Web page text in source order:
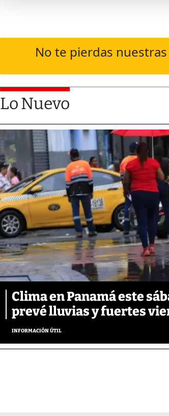
No te pierdas
Lo Nuevo
Clima en Panamá este
prevé lluvias y fuertes
INFORMACIÓN ÚTIL